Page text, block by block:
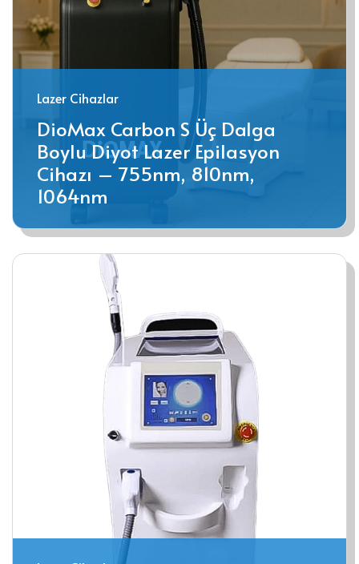
Lazer Cihazlar
DioMax Carbon S Üç Dalga
Boylu Diyot Lazer Epilasyon
Cihazı – 755nm, 810nm,
1064nm